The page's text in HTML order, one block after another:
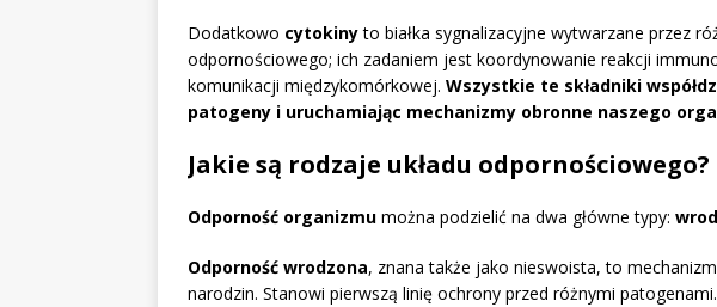
Dodatkowo cytokinyto białka sygnalizacyjne wytwarzane przez
odpornościowego; ich zadaniem jest koordynowanie reakcji
komunikacji międzykomórkowej. Wszystkie te składniki
patogeny i uruchamiając mechanizmy obronne naszego
Jakie są rodzaje układu odpornościowego?
Odporność organizmu można podzielić na dwa główne typy:
Odporność wrodzona, znana także jako nieswoista, to
narodzin. Stanowi pierwszą linię ochrony przed różnymi